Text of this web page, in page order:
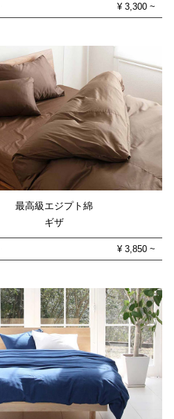
¥3,300 ~
最高級エジプト綿
ギザ
¥3,850 ~